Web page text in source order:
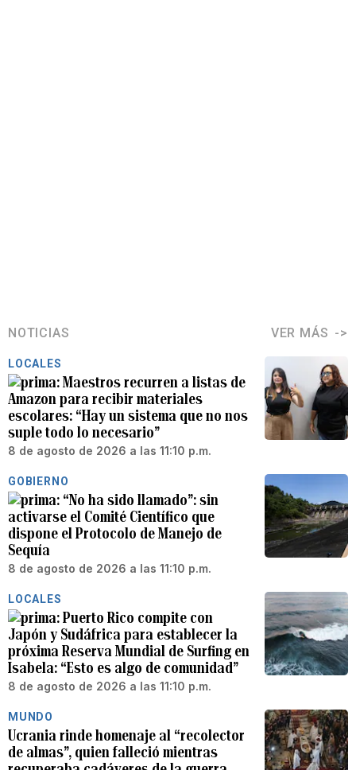
NOTICIAS VER MÁS
LOCALES
Maestros recurren a listas de
Amazon para recibir materiales
escolares: “Hay un sistema que no nos
suple todo lo necesario”
8 de agosto de 2026 a las 11:10 p.m.
GOBIERNO
“No ha sido llamado”: sin
activarse el Comité Científico que
dispone el Protocolo de Manejo de
Sequía
8 de agosto de 2026 a las 11:10 p.m.
LOCALES
Puerto Rico compite con
Japón y Sudáfrica para establecer la
próxima Reserva Mundial de Surfing en
Isabela: “Esto es algo de comunidad”
8 de agosto de 2026 a las 11:10 p.m.
MUNDO
Ucrania rinde homenaje al “recolector
de almas”, quien falleció mientras